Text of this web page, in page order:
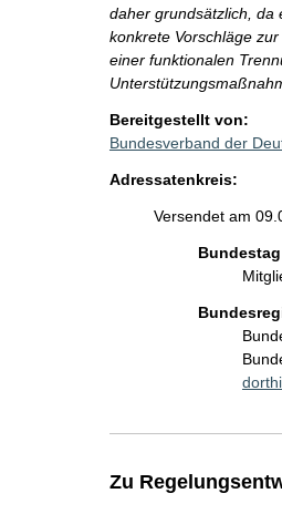
daher grundsätzlich, da
konkrete Vorschläge
einer funktionalen
Bereitgestellt von:
Bundesverband der
Adressatenkreis:
Versendet am
Bundestag
Zu